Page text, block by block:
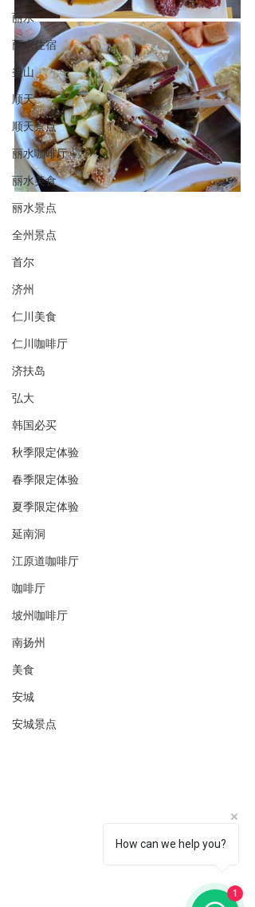
丽水
丽水住宿
釜山
顺天
顺天景点
丽水咖啡厅
丽水美食
丽水景点
全州景点
首尔
济州
仁川美食
仁川咖啡厅
济扶岛
弘大
韩国必买
秋季限定体验
春季限定体验
夏季限定体验
延南洞
江原道咖啡厅
咖啡厅
坡州咖啡厅
南扬州
美食
安城
安城景点
How can we help you?
1